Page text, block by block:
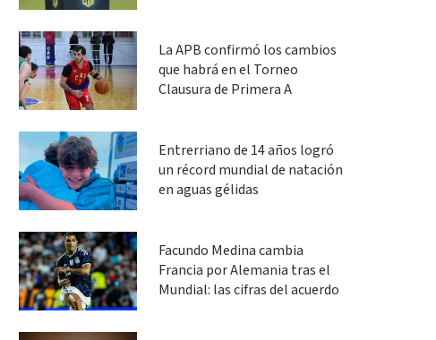
La APB confirmó los cambios
que habrá en el Torneo
Clausura de Primera A
Entrerriano de 14 años logró
un récord mundial de natación
en aguas gélidas
Facundo Medina cambia
Francia por Alemania tras el
Mundial: las cifras del acuerdo